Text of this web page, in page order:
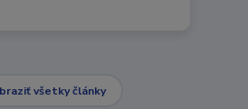
všetky články